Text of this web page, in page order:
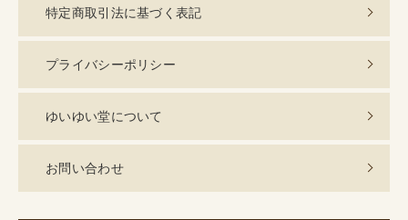
特定商取引法に基づく表記
プライバシーポリシー
ゆいゆい堂について
お問い合わせ